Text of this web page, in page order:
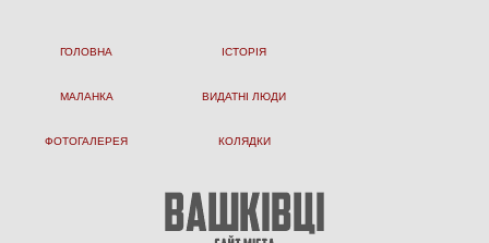
ГОЛОВНА ІСТОРІЯ
МАЛАНКА ВИДАТНІ ЛЮДИ
ФОТОГАЛЕРЕЯ КОЛЯДКИ